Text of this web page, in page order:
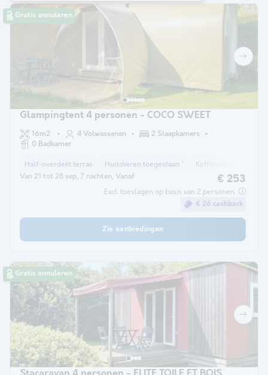
Gratis annuleren
Glampingtent 4 personen - COCO SWEET
16m2 4 Volwassenen
2 Slaapkamers
0 Badkamer
Half-overdekt terras Huisdieren toegestaan * Koffiezetapparaat
Van 21 tot 28 sep, 7 nachten, Vanaf € 253
Excl. toeslagen op basis van 2 personen
€ 26 cashback
Zie aanbiedingen
Gratis annuleren